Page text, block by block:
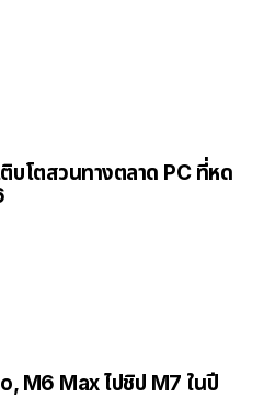
บโตสวนทางตลาด PC ที่หด
M6 Max ไปชิป M7 ในปี